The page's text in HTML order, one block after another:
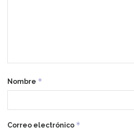
Nombre *
Correo electrónico *